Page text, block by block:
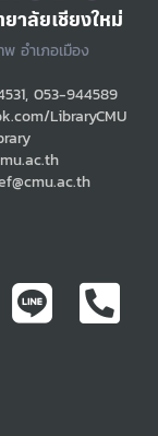
าลัยเชียงใหม่
อำเภอเมือง
053-944589
LibraryCMU